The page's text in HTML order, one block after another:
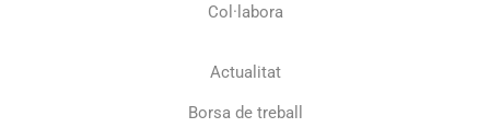
Col·labora
Actualitat
Borsa de treball